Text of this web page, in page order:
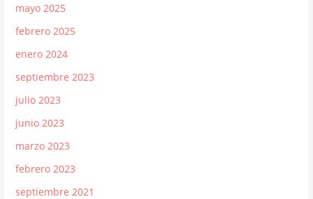
mayo 2025
febrero 2025
enero 2024
septiembre 2023
julio 2023
junio 2023
marzo 2023
febrero 2023
septiembre 2021